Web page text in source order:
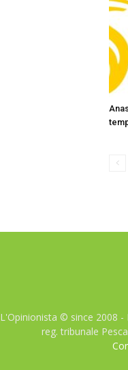
L'Opinionista © since 2008 -
reg. tribunale